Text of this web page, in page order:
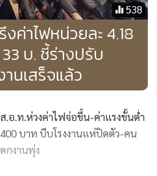
มาช่วยดูแลเหมือนกองทุนน้ำมันต่อ
ามีหรือไม่ ซึ่งสุดท้ายวันนี้การใช้เงิน
านปัจจุบันมาเลเซียก็ไปไม่ไหวแล้ว
ขึ้นมาพรวดเดียวกว่า 10 บาท ตอน
แล้วเช่นกันไม่ต่างกับของเรา และ
กว่าไทยจึงมีเงินพอที่จะมาช่วย
ดียวกันวันนี้ก็ไปไม่ไหวแล้วจึงบอก
สุดมันไปไม่ได้ต้องมาคิดรูปแบบใหม่
538
ค่าไฟหน่วยละ 4.18
บ. ชี้ร่างปรับ
นเสร็จแล้ว
ส.อ.ท.ห่วงค่าไฟจ่อขึ้น-ค่าแรงขั้นต่ำ
400 บาท บีบโรงงานแห่ปิดตัว-คน
ตกงานพุ่ง